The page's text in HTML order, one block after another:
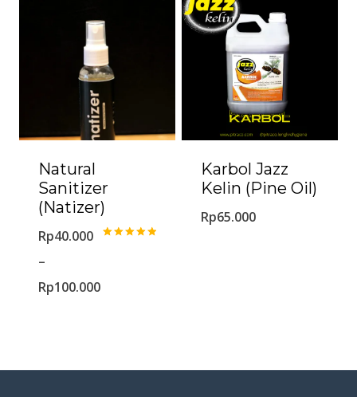
Natural
Sanitizer
(Natizer)
Rp40.000
–
Rp100.000
Karbol Jazz
Kelin (Pine Oil)
Rp65.000